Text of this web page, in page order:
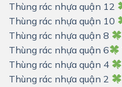
Thùng rác nhựa quận 12
Thùng rác nhựa quận 10
Thùng rác nhựa quận 8
Thùng rác nhựa quận 6
Thùng rác nhựa quận 4
Thùng rác nhựa quận 2